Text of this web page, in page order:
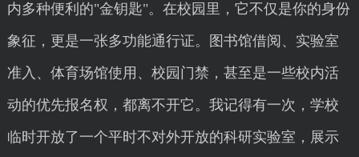
内多种便利的"金钥匙"。在校园里，它不仅是你的身份
象征，更是一张多功能通行证。图书馆借阅、实验室
准入、体育场馆使用、校园门禁，甚至是一些校内活
动的优先报名权，都离不开它。我记得有一次，学校
临时开放了一个平时不对外开放的科研实验室，展示